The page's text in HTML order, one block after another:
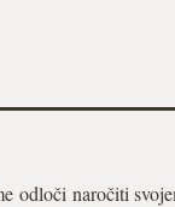
odloči naročiti